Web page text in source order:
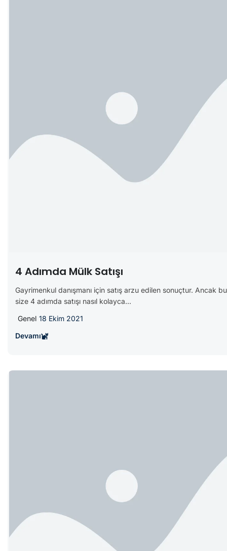
4 Adımda Mülk Satışı
Gayrimenkul danışmanı için satış arzu edilen sonuçtur. Ancak
size 4 adımda satışı nasıl kolayca...
Genel 18 Ekim 2021
Devamı